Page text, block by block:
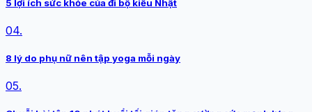
5 lợi ích sức khỏe của đi bộ kiểu Nhật
04.
8 lý do phụ nữ nên tập yoga mỗi ngày
05.